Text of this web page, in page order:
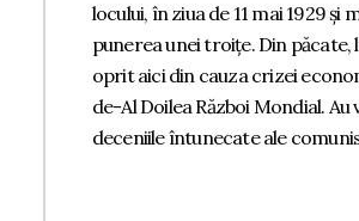
locului, în ziua de 11 mai 1929 și
punerea unei troițe. Din păcate,
oprit aici din cauza crizei
de-Al Doilea Război Mondial. Au
deceniile întunecate ale